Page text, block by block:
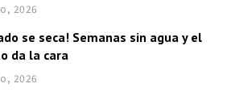
2026
se seca! Semanas sin agua y el
da la cara
2026